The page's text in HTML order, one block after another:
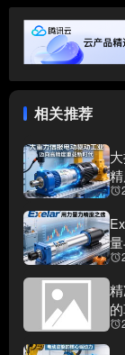
相关推荐
access_alarms
access_alarms
access_alarms